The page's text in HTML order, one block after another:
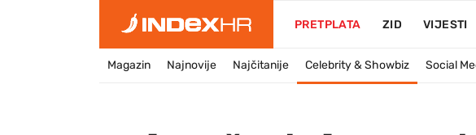
PRETPLATA ZID VIJESTI
Magazin Najnovije Najčitanije Celebrity & Showbiz Social